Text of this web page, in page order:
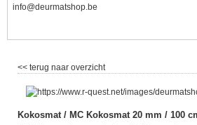
info@deurmatshop.be
<< terug naar overzicht
Kokosmat / MC Kokosmat 20 mm / 100